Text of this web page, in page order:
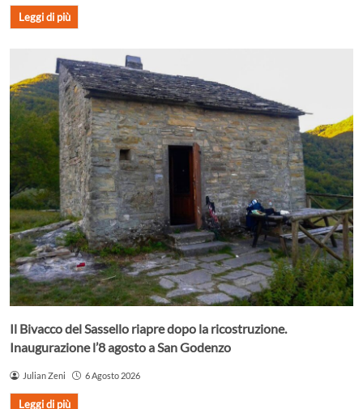
Leggi di più
Il Bivacco del Sassello riapre dopo la ricostruzione.
Inaugurazione l’8 agosto a San Godenzo
Julian Zeni 6 Agosto 2026
Leggi di più